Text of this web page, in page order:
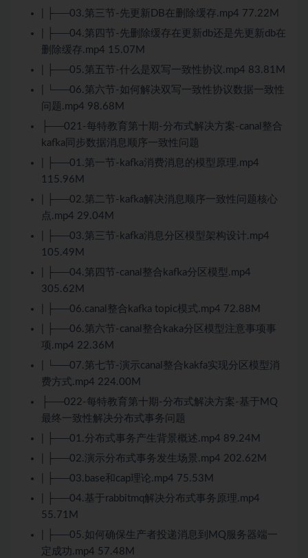
| ├──03.第三节-先更新DB在删除缓存.mp4 77.22M
| ├──04.第四节-先删除缓存在更新db还是先更新db在
删除缓存.mp4 15.07M
| ├──05.第五节-什么是双写一致性协议.mp4 83.81M
| └──06.第六节-如何解决双写一致性协议数据一致性
问题.mp4 98.68M
├──021-每特教育第十期-分布式解决方案-canal整合
kafka同步数据消息顺序一致性问题
| ├──01.第一节-kafka消费消息的模型原理.mp4
115.96M
| ├──02.第二节-kafka解决消息顺序一致性问题核心
点.mp4 29.04M
| ├──03.第三节-kafka消息分区模型架构设计.mp4
105.49M
| ├──04.第四节-canal整合kafka分区模型.mp4
305.62M
| ├──06.canal整合kafka topic模式.mp4 72.88M
| ├──06.第六节-canal整合kaka分区模型注意事项事
项.mp4 22.36M
| └──07.第七节-演示canal整合kakfa实现分区模型消
费方式.mp4 224.00M
├──022-每特教育第十期-分布式解决方案-基于MQ
最终一致性解决分布式事务问题
| ├──01.分布式事务产生背景概述.mp4 89.24M
| ├──02.演示分布式事务发生场景.mp4 202.62M
| ├──03.base和cap理论.mp4 75.53M
| ├──04.基于rabbitmq解决分布式事务原理.mp4
55.71M
| ├──05.如何确保生产者投递消息到MQ服务器端一
定成功.mp4 57.48M